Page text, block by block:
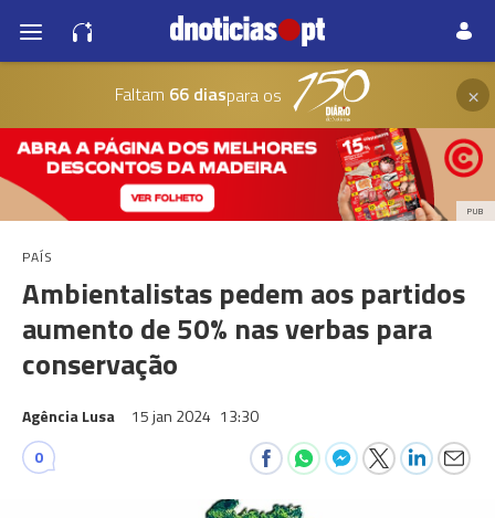
Faltam 66 diaspara os ×
PUB
PAÍS
Ambientalistas pedem aos partidos
aumento de 50% nas verbas para
conservação
Agência Lusa 15 jan 2024 13:30
0